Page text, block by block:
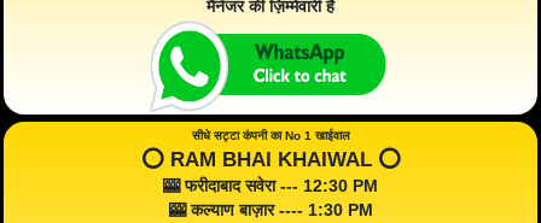
मैनेजर की ज़िम्मेवारी है
सीधे सट्टा कंपनी का No 1 खाईवाल
⭕️ RAM BHAI KHAIWAL ⭕️
🎰 फरीदाबाद सवेरा --- 12:30 PM
🎰 कल्याण बाज़ार ---- 1:30 PM